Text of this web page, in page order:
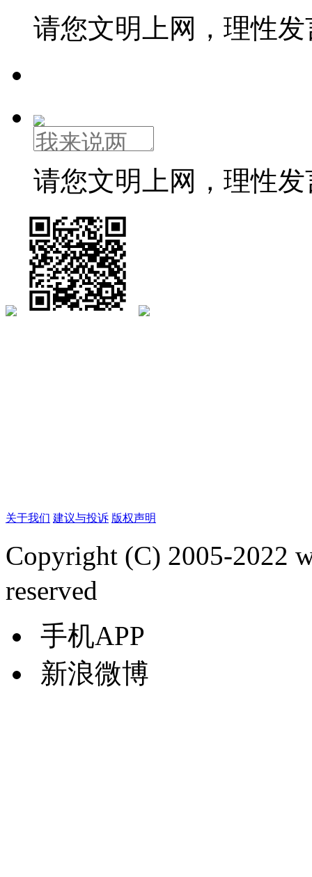
请您文明上网，理性
请您文明上网，理性
关于我们 建议与投诉 版权声明
Copyright (C) 2005-2022
reserved
手机APP
新浪微博